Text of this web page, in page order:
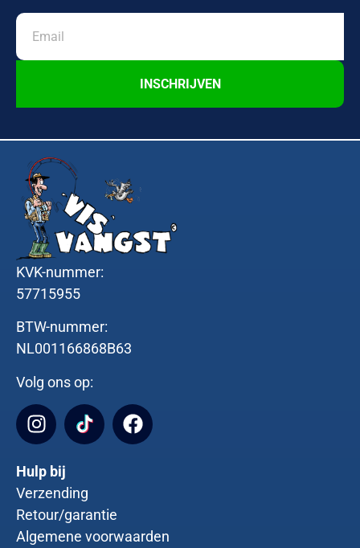
INSCHRIJVEN
KVK-nummer:
57715955
BTW-nummer:
NL001166868B63
Volg ons op:
Hulp bij
Verzending
Retour/garantie
Algemene voorwaarden